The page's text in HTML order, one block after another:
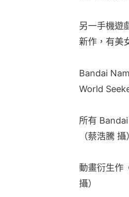
另一手機遊
新作，有美
Bandai
World
所有
（蔡浩騰 攝
動畫衍生作
攝）